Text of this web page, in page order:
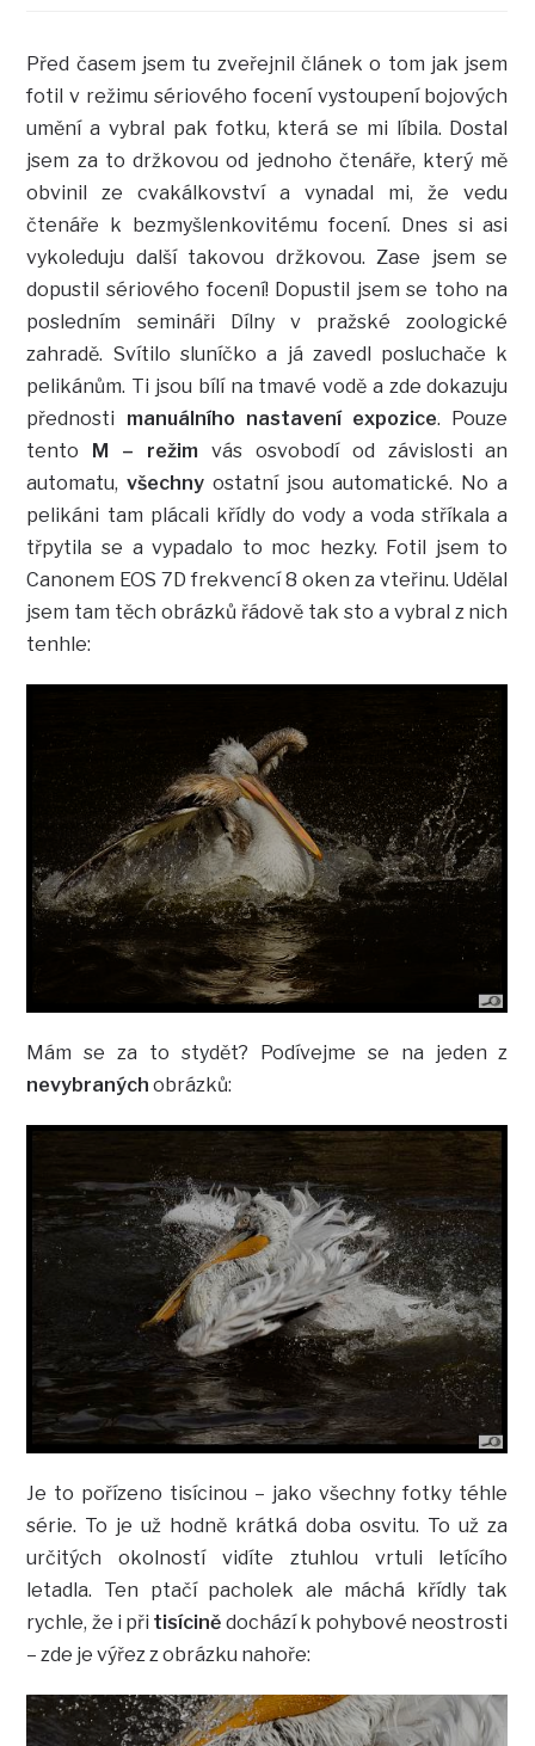
Před časem jsem tu zveřejnil článek o tom jak jsem
fotil v režimu sériového focení vystoupení bojových
umění a vybral pak fotku, která se mi líbila. Dostal
jsem za to držkovou od jednoho čtenáře, který mě
obvinil ze cvakálkovství a vynadal mi, že vedu
čtenáře k bezmyšlenkovitému focení. Dnes si asi
vykoleduju další takovou držkovou. Zase jsem se
dopustil sériového focení! Dopustil jsem se toho na
posledním semináři Dílny v pražské zoologické
zahradě. Svítilo sluníčko a já zavedl posluchače k
pelikánům. Ti jsou bílí na tmavé vodě a zde dokazuju
přednosti manuálního nastavení expozice. Pouze
tento
M – režim vás osvobodí od závislosti an
automatu,všechny ostatní jsou automatické. No a
pelikáni tam plácali křídly do vody a voda stříkala a
třpytila se a vypadalo to moc hezky. Fotil jsem to
Canonem EOS 7D frekvencí 8 oken za vteřinu. Udělal
jsem tam těch obrázků řádově tak sto a vybral z nich
tenhle:
Mám se za to stydět? Podívejme se na jeden z
nevybraných obrázků:
Je to pořízeno tisícinou – jako všechny fotky téhle
série. To je už hodně krátká doba osvitu. To už za
určitých okolností vidíte ztuhlou vrtuli letícího
letadla. Ten ptačí pacholek ale máchá křídly tak
rychle, že i při tisícině dochází k pohybové neostrosti
– zde je výřez z obrázku nahoře: